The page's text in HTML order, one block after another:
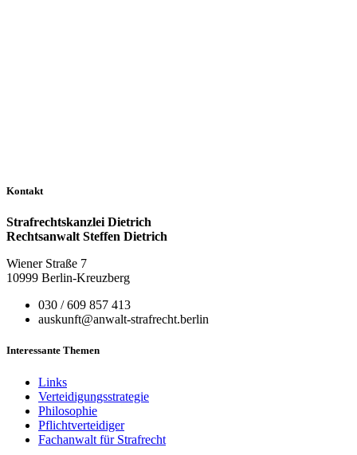
Kontakt
Strafrechtskanzlei Dietrich
Rechtsanwalt Steffen Dietrich
Wiener Straße 7
10999 Berlin-Kreuzberg
030 / 609 857 413
auskunft@anwalt-strafrecht.berlin
Interessante Themen
Links
Verteidigungsstrategie
Philosophie
Pflichtverteidiger
Fachanwalt für Strafrecht